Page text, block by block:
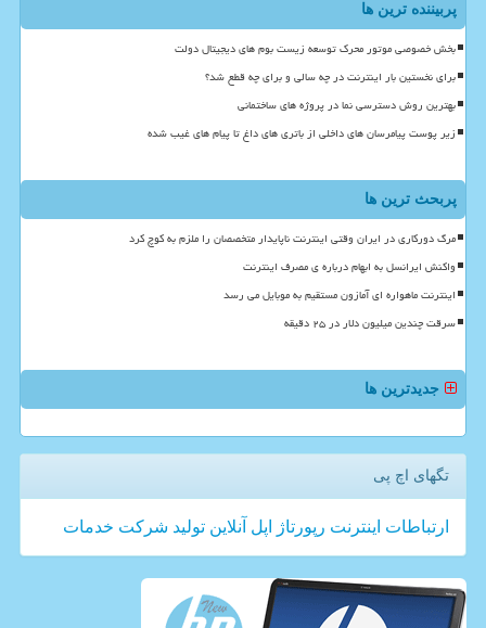
پربیننده ترین ها
بخش خصوصی موتور محرک توسعه زیست بوم های دیجیتال دولت
برای نخستین بار اینترنت در چه سالی و برای چه قطع شد؟
بهترین روش دسترسی نما در پروژه های ساختمانی
زیر پوست پیامرسان های داخلی از باتری های داغ تا پیام های غیب شده
پربحث ترین ها
مرگ دورکاری در ایران وقتی اینترنت ناپایدار متخصصان را ملزم به کوچ کرد
واکنش ایرانسل به ابهام درباره ی مصرف اینترنت
اینترنت ماهواره ای آمازون مستقیم به موبایل می رسد
سرقت چندین میلیون دلار در ۲۵ دقیقه
جدیدترین ها
تگهای اچ پی
ارتباطات اینترنت رپورتاژ اپل آنلاین تولید شركت خدمات